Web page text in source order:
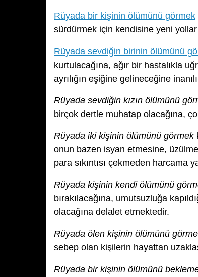
Rüyada bir kişinin ölümünü görmek
sürdürmek için kendisine yeni yollar
Rüyada sevdiğin birinin ölümünü
kurtulacağına, ağır bir hastalıkla
ayrılığın eşiğine gelineceğine
Rüyada sevdiğin kızın ölümünü
birçok dertle muhatap olacağına,
Rüyada iki kişinin ölümünü görmek
onun bazen isyan etmesine,
para sıkıntısı çekmeden harcama
Rüyada kişinin kendi ölümünü
bırakılacağına, umutsuzluğa
olacağına delalet etmektedir.
Rüyada ölen kişinin ölümünü
sebep olan kişilerin hayattan
Rüyada bir kişinin ölümünü